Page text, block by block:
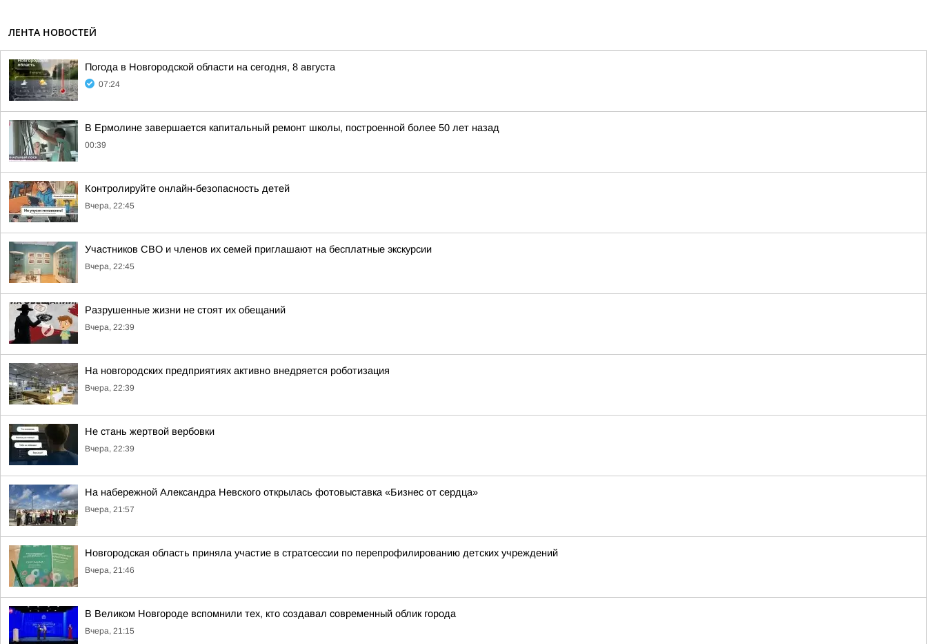
ЛЕНТА НОВОСТЕЙ
Погода в Новгородской области на сегодня, 8 августа
07:24
В Ермолине завершается капитальный ремонт школы, построенной более 50 лет назад
00:39
Контролируйте онлайн-безопасность детей
Вчера, 22:45
Участников СВО и членов их семей приглашают на бесплатные экскурсии
Вчера, 22:45
Разрушенные жизни не стоят их обещаний
Вчера, 22:39
На новгородских предприятиях активно внедряется роботизация
Вчера, 22:39
Не стань жертвой вербовки
Вчера, 22:39
На набережной Александра Невского открылась фотовыставка «Бизнес от сердца»
Вчера, 21:57
Новгородская область приняла участие в стратсессии по перепрофилированию детских учреждений
Вчера, 21:46
В Великом Новгороде вспомнили тех, кто создавал современный облик города
Вчера, 21:15